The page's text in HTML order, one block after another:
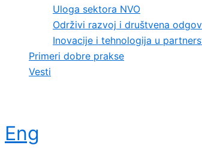
Uloga sektora NVO
Održivi razvoj i društvena
Inovacije i tehnologija u
Primeri dobre prakse
Vesti
Eng